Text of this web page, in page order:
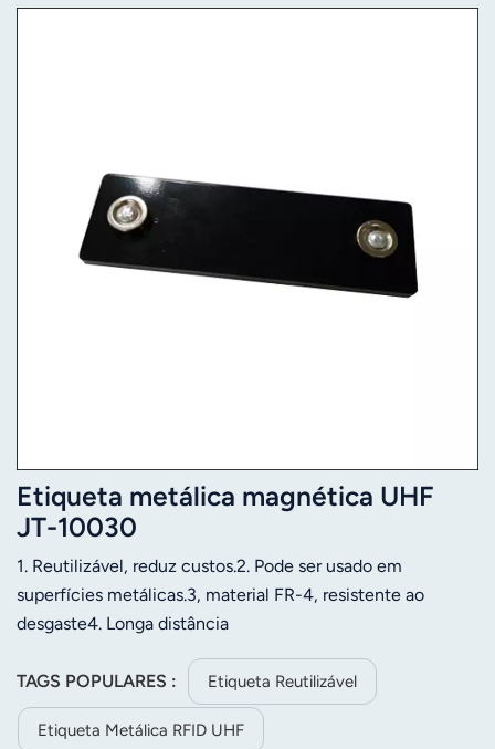
Etiqueta metálica magnética UHF
JT-10030
1. Reutilizável, reduz custos.2. Pode ser usado em
superfícies metálicas.3, material FR-4, resistente ao
desgaste4. Longa distância
TAGS POPULARES : Etiqueta Reutilizável
Etiqueta Metálica RFID UHF